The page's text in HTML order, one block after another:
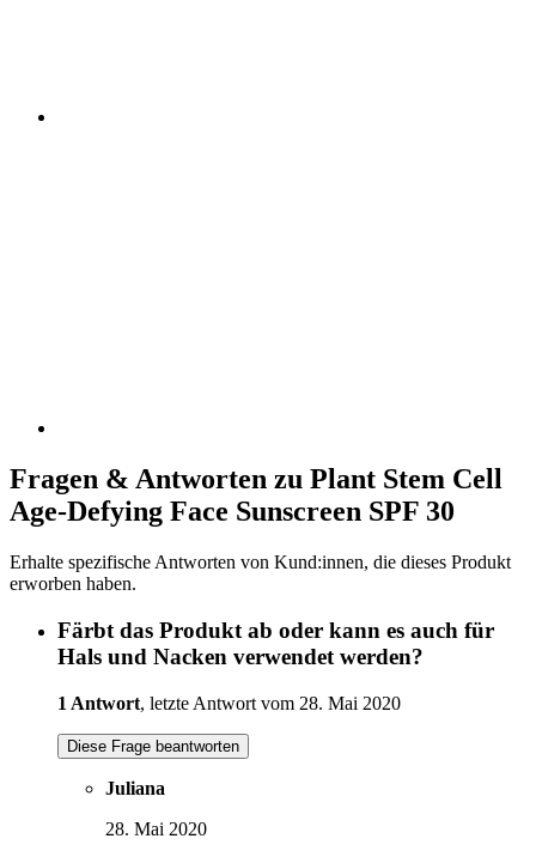
Fragen & Antworten zu Plant Stem Cell
Age-Defying Face Sunscreen SPF 30
Erhalte spezifische Antworten von Kund:innen, die dieses Produkt
erworben haben.
Färbt das Produkt ab oder kann es auch für
Hals und Nacken verwendet werden?
1 Antwort, letzte Antwort vom 28. Mai 2020
Diese Frage beantworten
Juliana
28. Mai 2020